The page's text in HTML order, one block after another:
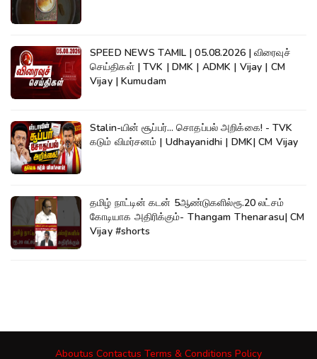
SPEED NEWS TAMIL | 05.08.2026 | விரைவுச்
செய்திகள் | TVK | DMK | ADMK | Vijay | CM
Vijay | Kumudam
Stalin-யின் சூப்பர்... சொதப்பல் அறிக்கை! - TVK
கடும் விமர்சனம் | Udhayanidhi | DMK| CM Vijay
தமிழ் நாட்டின் கடன் 5ஆண்டுகளில்ரூ.20 லட்சம்
கோடியாக அதிரிக்கும்- Thangam Thenarasu| CM
Vijay #shorts
Aboutus Contactus Terms & Conditions Policy